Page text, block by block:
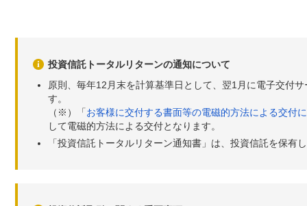
投資信託トータルリターンの通知について
原則、毎年12月末を計算基準日として、翌1月に電子交付
す。
（※）「お客様に交付する書面等の電磁的方法による交付
して電磁的方法による交付となります。
「投資信託トータルリターン通知書」は、投資信託を保有